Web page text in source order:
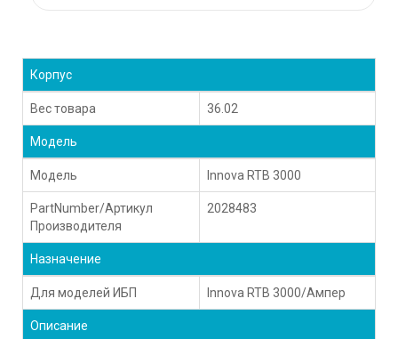
Корпус
Вес товара 36.02
Модель
Модель Innova RTB 3000
PartNumber/Артикул
Производителя
2028483
Назначение
Для моделей ИБП Innova RTB 3000/Ампер
Описание